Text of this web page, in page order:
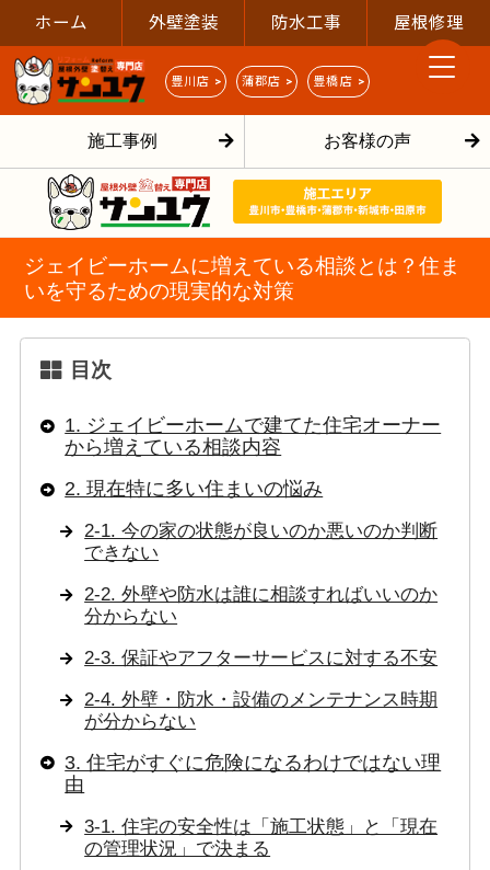
ホーム 外壁塗装 防水工事 屋根修理
豊川店 > 蒲郡店 > 豊橋店 >
施工事例 お客様の声
ジェイビーホームに増えている相談とは？住ま
いを守るための現実的な対策
目次
1. ジェイビーホームで建てた住宅オーナー
から増えている相談内容
2. 現在特に多い住まいの悩み
2-1. 今の家の状態が良いのか悪いのか判断
できない
2-2. 外壁や防水は誰に相談すればいいのか
分からない
2-3. 保証やアフターサービスに対する不安
2-4. 外壁・防水・設備のメンテナンス時期
が分からない
3. 住宅がすぐに危険になるわけではない理
由
3-1. 住宅の安全性は「施工状態」と「現在
の管理状況」で決まる